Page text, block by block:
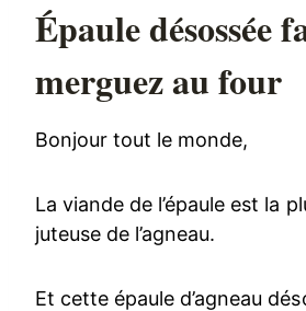
Épaule désossée
merguez au four
Bonjour tout le monde,
La viande de l’épaule est la
juteuse de l’agneau.
Et cette épaule d’agneau